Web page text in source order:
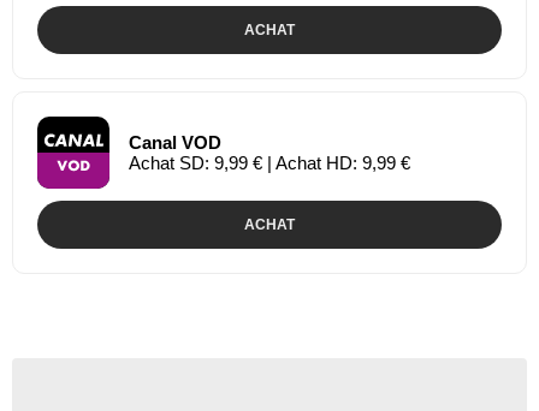
ACHAT
Canal VOD
Achat SD: 9,99 € | Achat HD: 9,99 €
ACHAT